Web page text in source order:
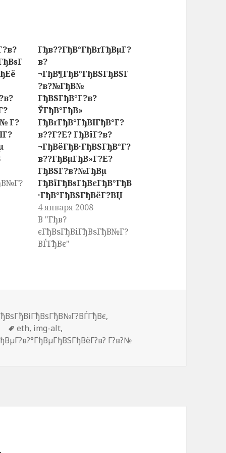
Г?
Гђв??ГђВ°ГђВґГђВµГ?
в?
¬ГђВ¶ГђВ°ГђВЅГђВЅГ
?в?№ГђВ№
ГђВЅГђВ°Г?в?
ЎГђВ°ГђВ»
ГђВґГђВ°ГђВІГђВ°Г?
в??Г?Е? ГђВїГ?в?
¬ГђВёГђВ·ГђВЅГђВ°Г?
в??ГђВµГђВ»Г?Е?
ГђВЅГ?в?№ГђВµ
ГђВїГђВѕГђВєГђВ°ГђВ
·ГђВ°ГђВЅГђВёГ?ВЏ
4 января 2008
В "Гђв?
єГђВѕГђВіГђВѕГђВ№Г?
ВЃГђВє"
,
Метки
eth, img-alt,
Г?в?№